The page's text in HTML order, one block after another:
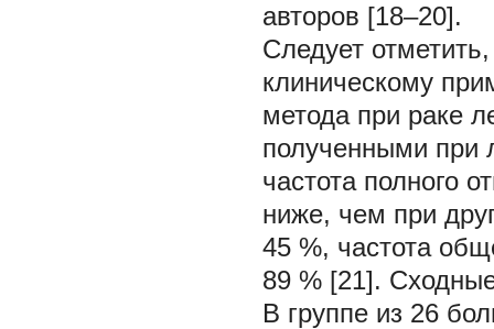
авторов [18–20].
Следует
клиническому
метода при раке
полученными при
частота полного
ниже, чем при
45 %, частота
89 % [21].
В группе из 26